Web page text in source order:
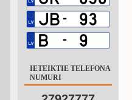
IETEIKTIE TELEFONA
NUMURI